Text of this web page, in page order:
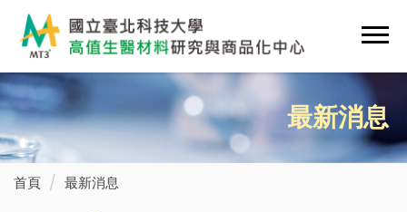
要
內
容
區
最新消息
首頁 最新消息